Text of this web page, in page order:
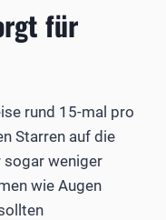
für
rund 15-mal pro
Starren auf die
weniger
wie Augen